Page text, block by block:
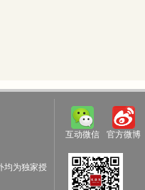
均为独家授
互动微信 官方微博